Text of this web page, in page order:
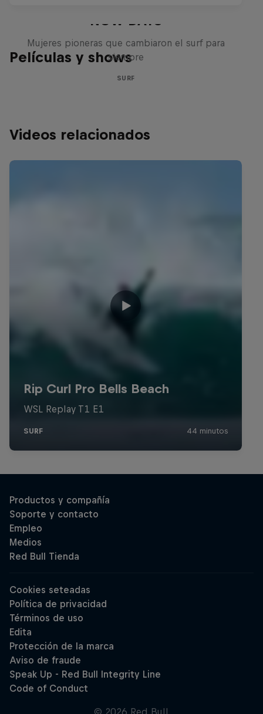
Películas y shows
NOW DAYS
Mujeres pioneras que cambiaron el surf para
siempre
SURF
Videos relacionados